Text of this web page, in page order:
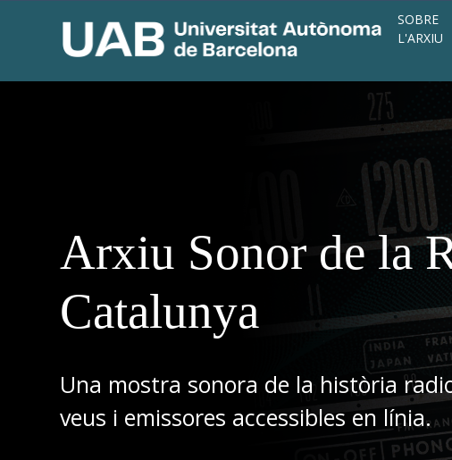
SOBRE
L'ARXIU
Arxiu Sonor de la
Catalunya
Una mostra sonora de la història
veus i emissores accessibles en línia.